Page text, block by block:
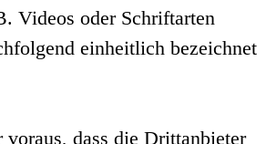
Videos oder Schriftarten
einheitlich bezeichnet
dass die Drittanbieter